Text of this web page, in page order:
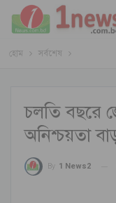
হোম সর্বশেষ
চলতি বছরে
অনিশ্চয়তা
By 1 News2